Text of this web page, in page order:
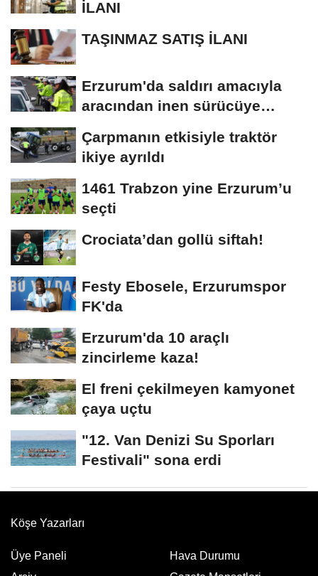
İLANI
TAŞINMAZ SATIŞ İLANI
Erzurum'da saldırı amacıyla
aracından inen sürücüye
Çarpmanın etkisiyle traktör
ikiye ayrıldı
1461 Trabzon yine Erzurum’u
seçti
Crociata’dan gollü siftah!
Festy Ebosele, Erzurumspor
FK'da
Erzurum'da 10 araçlı
zincirleme kaza!
El freni çekilmeyen kamyonet
çaya uçtu
"12. Van Denizi Su Sporları
Festivali" sona erdi
Köşe Yazarları
Üye Paneli
Hava Durumu